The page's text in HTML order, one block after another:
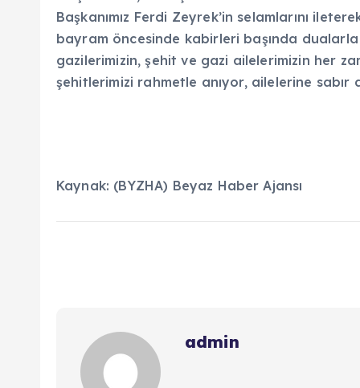
Başkanımız Ferdi Zeyrek’in selamlarını
bayram öncesinde kabirleri başında
gazilerimizin, şehit ve gazi ailelerimizin her
şehitlerimizi rahmetle anıyor, ailelerine sabır
Kaynak: (BYZHA) Beyaz Haber Ajansı
admin